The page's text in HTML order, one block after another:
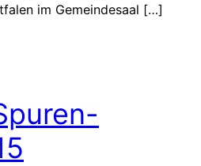
im Gemeindesaal […]